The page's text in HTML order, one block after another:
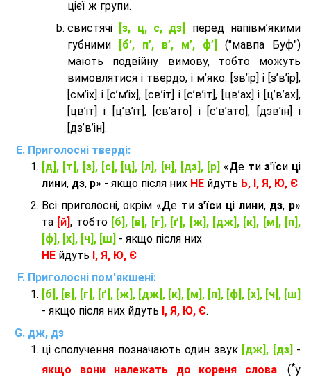
цієї ж групи.
cвистячі
[з, ц, с, дз]
перед напівм’якими
губними
[б’, п’, в’, м’, ф’]
("мавпа Буф")
мають подвійну вимову, тобто можуть
вимовлятися і твердо, і м’яко: [зв’ір] і [з’в’ір],
[см’іх] і [с’м’іх], [св’іт] і [с’в’іт], [цв’ах] і [ц’в’ах],
[цв’іт] і [ц’в’іт], [св’ато] і [с’в’ато], [дзв’iн] і
[дз’в’iн].
Приголосні тверді:
[д], [т], [з], [с], [ц], [л], [н], [дз], [р] «Де ти з'їси ці
лини, дз, р» - якщо після них НЕ йдуть Ь, І, Я, Ю, Є
Всі приголосні, окрім «Де тиз'їси ці лини, дз, р»
та [й], тобто [б], [в], [г], [ґ], [ж], [дж], [к], [м], [п],
[ф], [х], [ч], [ш] - якщо після них
НЕ йдуть І, Я, Ю, Є
Приголосні пом'якшені:
[б], [в], [г], [ґ], [ж], [дж], [к], [м], [п], [ф], [х], [ч], [ш]
- якщо після них йдуть І, Я, Ю, Є.
дж, дз
ці сполучення позначають один звук [дж], [дз] -
якщо вони належать до кореня слова. (*у